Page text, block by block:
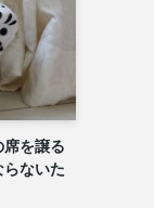
席を譲る
ないた